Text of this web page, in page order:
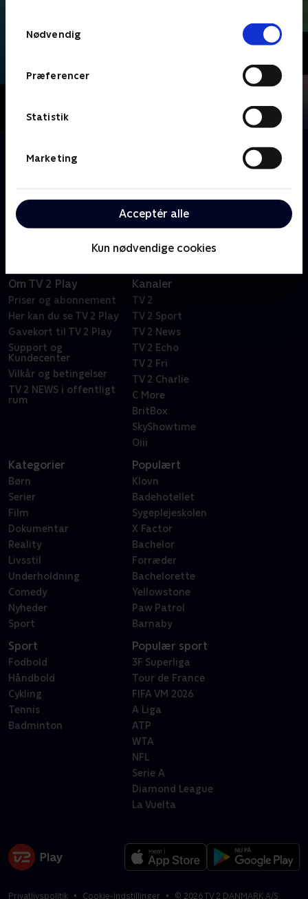
Nødvendig
Præferencer
Statistik
Marketing
Acceptér alle
Kun nødvendige cookies
Der grædes og jubles, når kampen om
borgmesterkandidater i hektiske døgn før, under og
efter kommunalvalget.
Om TV 2 Play
Priser og abonnement
Her kan du se TV 2 Play
Gavekort til TV 2 Play
Support og
Kundecenter
Vilkår og betingelser
TV 2 NEWS i offentligt
rum
Kanaler
TV 2
TV 2 Sport
TV 2 News
TV 2 Echo
TV 2 Fri
TV 2 Charlie
C More
BritBox
SkyShowtime
Oiii
Kategorier
Børn
Serier
Film
Dokumentar
Reality
Livsstil
Underholdning
Comedy
Nyheder
Sport
Populært
Klovn
Badehotellet
Sygeplejeskolen
X Factor
Bachelor
Forræder
Bachelorette
Yellowstone
Paw Patrol
Barnaby
Sport
Fodbold
Håndbold
Cykling
Tennis
Badminton
Populær sport
3F Superliga
Tour de France
FIFA VM 2026
A Liga
ATP
WTA
NFL
Serie A
Diamond League
La Vuelta
Privatlivspolitik Cookie-indstillinger © 2026TV 2 DANMARK A/S